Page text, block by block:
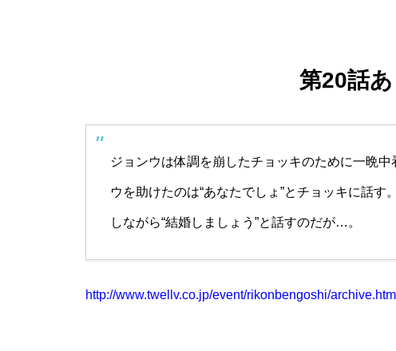
第20話
ジョンウは体調を崩したチョッキのために一晩
ウを助けたのは“あなたでしょ”とチョッキに話
しながら“結婚しましょう”と話すのだが…。
http://www.twellv.co.jp/event/rikonbengoshi/archive.html